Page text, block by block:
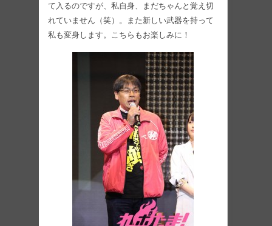
て入るのですが、私自身、まだちゃんと覚え切
れていません（笑）。また新しい武器を持って
私も変身します。こちらもお楽しみに！